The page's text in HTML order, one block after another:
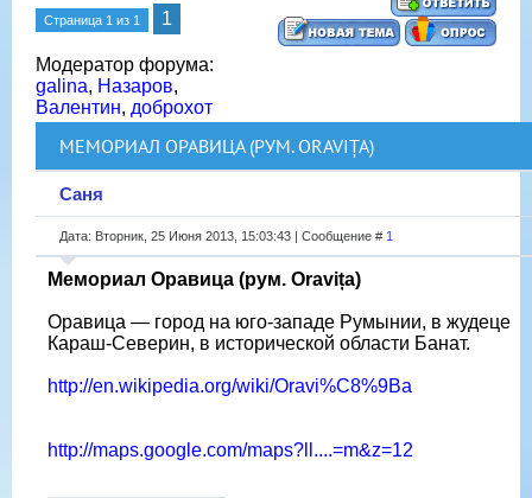
Страница 1 из 1 1
Модератор форума:
galina, Назаров,
Валентин, доброхот
МЕМОРИАЛ ОРАВИЦА (РУМ. ORAVIȚA)
Саня
Дата: Вторник, 25 Июня 2013, 15:03:43 | Сообщение # 1
Мемориал Оравица (рум. Oravița)
Оравица — город на юго-западе Румынии, в жудеце
Караш-Северин, в исторической области Банат.
http://en.wikipedia.org/wiki/Oravi%C8%9Ba
http://maps.google.com/maps?ll....=m&z=12